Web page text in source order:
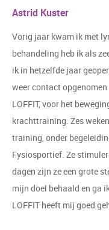
Astrid Kuster
Vorig jaar kwam ik met
behandeling heb ik als
ik in hetzelfde jaar
weer contact
LOFFIT, voor het
krachttraining. Zes
training, onder
Fysiosportief. Ze
dagen zijn ze een grote
mijn doel behaald en ga
LOFFIT heeft mij goed